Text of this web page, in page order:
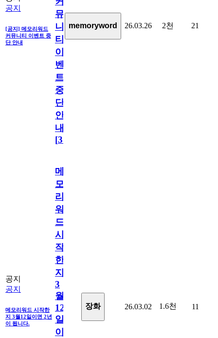
공지
[공지] 메모리워드
커뮤니티 이벤트 중
단 안내
뮤
니
티
이
벤
트
중
단
안
내
[31
memoryword 26.03.26 2천 21
공지
공지
메모리워드 시작한
지 3월12일이면 2년
이 됩니다.
메
모
리
워
드
시
작
한
지
3
월
12
일
이
장화 26.03.02 1.6천 11